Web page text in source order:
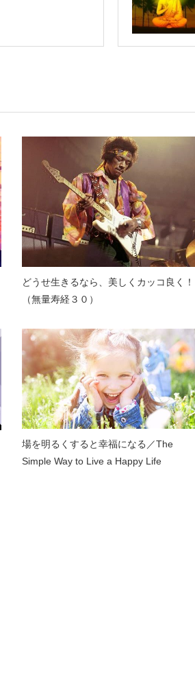
どうせ生きるなら、美しくカッコ良く！
（無量寿経３０）
場を明るくすると幸福になる／The
Simple Way to Live a Happy Life